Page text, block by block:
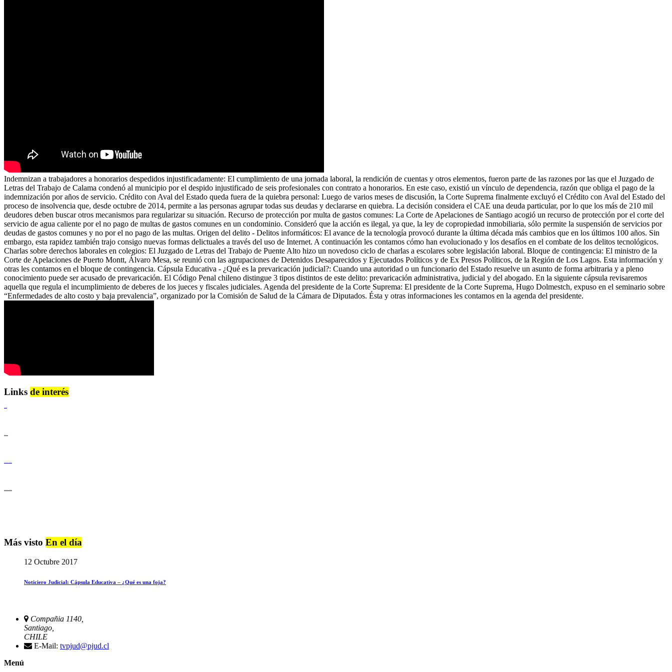
Indemnizan a trabajadores a honorarios despedidos injustificadamente: El cumplimiento de una jornada laboral, la rendición de cuentas y otros elementos, fueron parte de las razones por las que el Juzgado de
Letras del Trabajo de Calama condenó al municipio por el despido injustificado de seis profesionales con contrato a honorarios. En este caso, existió un vínculo de dependencia, razón que obliga el pago de la
indemnización por años de servicio. Crédito con Aval del Estado queda fuera de la quiebra personal: Luego de varios meses de discusión, la Corte Suprema finalmente excluyó el Crédito con Aval del Estado del
proceso de insolvencia que, desde octubre de 2014, permite a las personas agrupar todas sus deudas y declararse en quiebra. La decisión considera el CAE una deuda particular, por lo que los más de 210 mil
deudores deben buscar otros mecanismos para regularizar su situación. Recurso de protección por multa de gastos comunes: La Corte de Apelaciones de Santiago acogió un recurso de protección por el corte del
servicio de agua caliente por el no pago de multas de gastos comunes en un condominio. Consideró que la acción es ilegal, ya que, la ley de copropiedad inmobiliaria, sólo permite la suspensión de servicios por
deudas de gastos comunes y no por el no pago de las multas. Origen del delito - Delitos informáticos: El avance de la tecnología provocó durante la última década más cambios que en los últimos 100 años. Sin
embargo, esta rapidez también trajo consigo nuevas formas delictuales a través del uso de Internet. A continuación les contamos cómo han evolucionado y los desafíos en el combate de los delitos tecnológicos.
Charlas sobre derechos laborales en colegios: El Juzgado de Letras del Trabajo de Puente Alto hizo un novedoso ciclo de charlas a escolares sobre legislación laboral. Bloque de contingencia: El ministro de la
Corte de Apelaciones de Puerto Montt, Álvaro Mesa, se reunió con las agrupaciones de Detenidos Desaparecidos y Ejecutados Políticos y de Ex Presos Políticos, de la Región de Los Lagos. Esta información y
otras les contamos en el bloque de contingencia. Cápsula Educativa - ¿Qué es la prevaricación judicial?: Cuando una autoridad o un funcionario del Estado resuelve un asunto de forma arbitraria y a pleno
conocimiento puede ser acusado de prevaricación. El Código Penal chileno distingue 3 tipos distintos de este delito: prevaricación administrativa, judicial y del abogado. En la siguiente cápsula revisaremos
aquella que regula el incumplimiento de deberes de los jueces y fiscales judiciales. Agenda del presidente de la Corte Suprema: El presidente de la Corte Suprema, Hugo Dolmestch, expuso en el seminario sobre
“Enfermedades de alto costo y baja prevalencia”, organizado por la Comisión de Salud de la Cámara de Diputados. Ésta y otras informaciones les contamos en la agenda del presidente.
Links de interés
Más visto En el día
12 Octubre 2017
Noticiero Judicial: Cápsula Educativa – ¿Qué es una foja?
Compañia 1140,
Santiago,
CHILE
E-Mail: tvpjud@pjud.cl
Menú